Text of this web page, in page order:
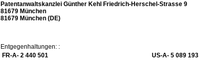
Patentanwaltskanzlei Günther Kehl Friedrich-Herschel-Strasse 9
81679 München
81679 München (DE)
Entgegenhaltungen: :
FR-A- 2 440 501
US-A- 5 089 193